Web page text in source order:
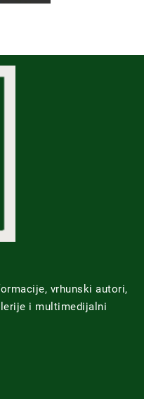
vrhunski autori,
i multimedijalni